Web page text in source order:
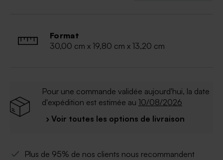
Format
30,00 cm x 19,80 cm x 13,20 cm
Pour une commande validée aujourd'hui, la date
d'expédition est estimée au 10/08/2026
› Voir toutes les options de livraison
Plus de 95% de nos clients nous recommandent